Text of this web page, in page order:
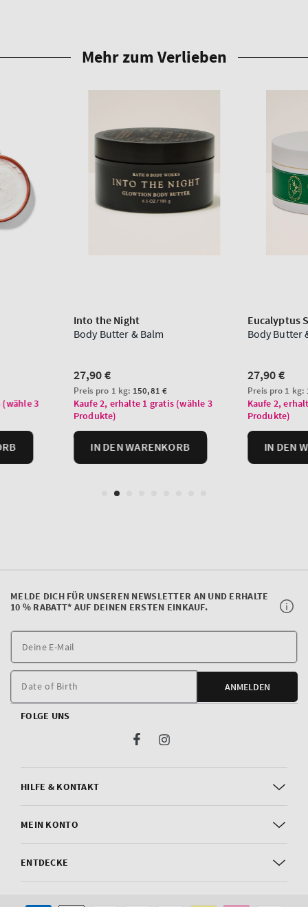
HILFE & KONTAKT
MEIN KONTO
ENTDECKE
MELDE DICH FÜR UNSEREN NEWSLETTER AN UND ERHALTE
10 % RABATT* AUF DEINEN ERSTEN EINKAUF.
E-
Date of Birth ANMELDEN
FOLGE UNS
FacebookInstagram